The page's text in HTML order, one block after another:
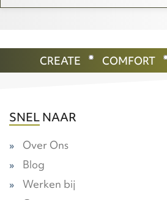
CREATE COMFORT
SNEL NAAR
Over Ons
Blog
Werken bij